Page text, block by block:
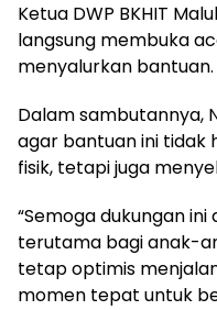
Ketua DWP BKHIT
langsung membuka
menyalurkan bantuan.
Dalam sambutannya,
agar bantuan ini tidak
fisik, tetapi juga
“Semoga dukungan
terutama bagi anak-
tetap optimis
momen tepat untuk